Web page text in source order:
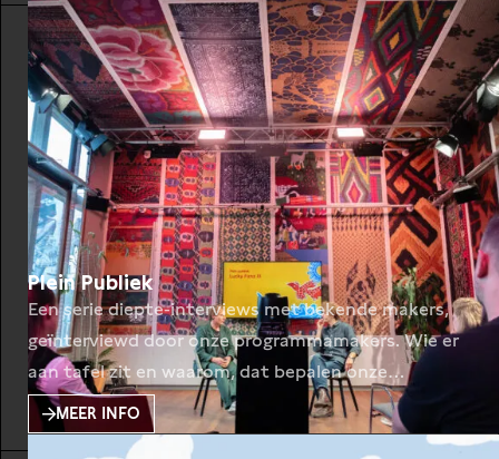
land en zijn agrariërs onvermijdelijk leidt tot de
uitputting van beiden. De positie van boeren in de
maatschappij
Plein Publiek
Een serie diepte-interviews met bekende makers,
geïnterviewd door onze programmamakers. Wie er
aan tafel zit en waarom, dat bepalen onze
programmamakers.
MEER INFO